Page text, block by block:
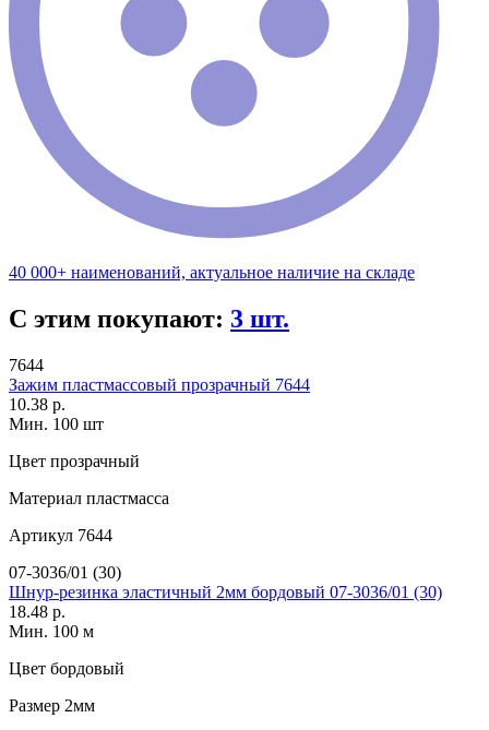
40 000+ наименований, актуальное наличие на складе
С этим покупают: 3 шт.
7644
Зажим пластмассовый прозрачный 7644
10.38 р.
Мин. 100 шт
Цвет прозрачный
Материал пластмасса
Артикул 7644
07-3036/01 (30)
Шнур-резинка эластичный 2мм бордовый 07-3036/01 (30)
18.48 р.
Мин. 100 м
Цвет бордовый
Размер 2мм